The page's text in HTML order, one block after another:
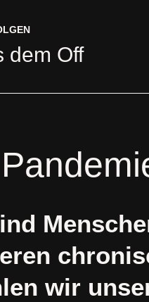
dem Off
dem Off
wir